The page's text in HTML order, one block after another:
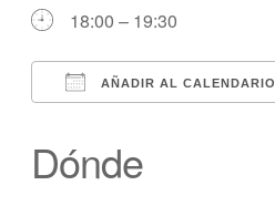
18:00 – 19:30
AÑADIR AL CALENDARIO
Dónde